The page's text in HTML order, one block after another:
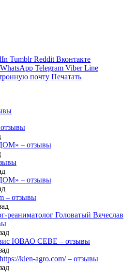
Tumblr Reddit Вконтакте
WhatsApp Telegram Viber Line
почту Печатать
– отзывы
– отзывы
– отзывы
реаниматолог Головатый Вячеслав
ЮВАО CEBE – отзывы
klen-agro.com/ – отзывы